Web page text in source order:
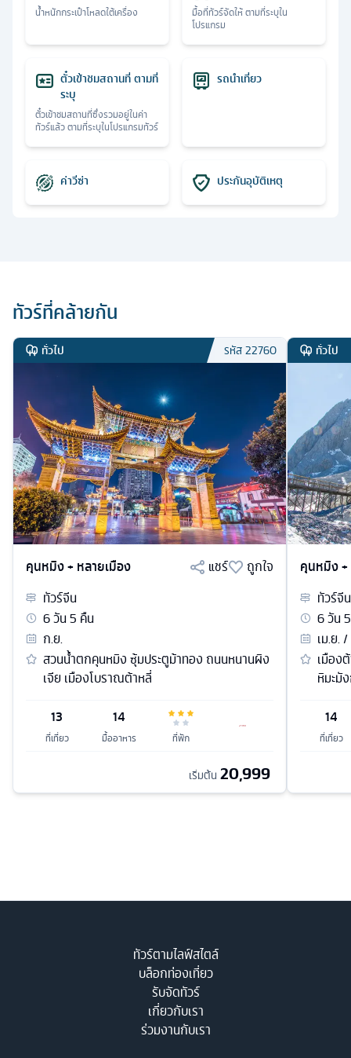
น้ำหนักกระเป๋าโหลดใต้เครื่อง
มื้อที่ทัวร์จัดให้ ตามที่ระบุใน
โปรแกรม
ตั๋วเข้าชมสถานที่ ตามที่
ระบุ
ตั๋วเข้าชมสถานที่ซึ่งรวมอยู่ในค่า
ทัวร์แล้ว ตามที่ระบุในโปรแกรมทัวร์
รถนำเที่ยว
ค่าวีซ่า ประกันอุบัติเหตุ
ทัวร์ที่คล้ายกัน
ทั่วไป รหัส22760
คุนหมิง + หลายเมือง แชร์
ถูกใจ
ทัวร์จีน
6วัน5 คืน
ก.ย.
สวนน้ำตกคุนหมิง ซุ้มประตูม้าทอง ถนนหนานผิง
เจีย เมืองโบราณต้าหลี่
13
ที่เที่ยว
14
มื้ออาหาร ที่พัก
เริ่มต้น 20,999
ทั่วไป
คุนหมิง +
ทัวร์จีน
6วัน5
เม.ย.
เมือง
หิมะมั
14
ที่เที่ยว
ทัวร์ตามไลฟ์สไตล์
บล็อกท่องเที่ยว
รับจัดทัวร์
เกี่ยวกับเรา
ร่วมงานกับเรา